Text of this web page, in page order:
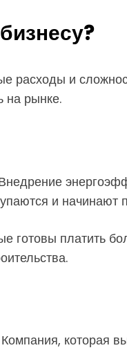
расходы и
на рынке.
и начинают
готовы платить
которая